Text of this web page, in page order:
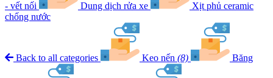
- vết nối Dung dịch rửa xe
Xịt phủ ceramic
chống nước
Back to all categories Keo nến (8) Băng